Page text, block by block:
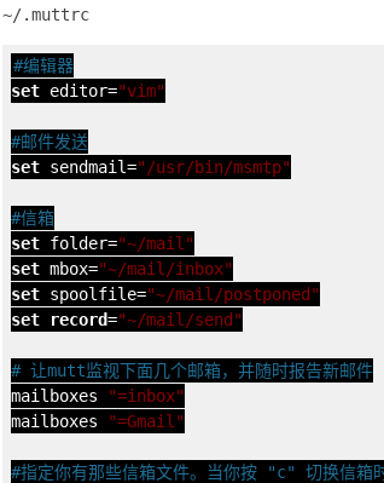
#编辑器
set editor="vim"
#邮件发送
set sendmail="/usr/bin/msmtp"
#信箱
set folder="~/mail"
set mbox="~/mail/inbox"
set spoolfile="~/mail/postponed"
set
record="~/mail/send"
# 让mutt监视下面几个邮箱，并随时报告新邮件
mailboxes
"=inbox"
mailboxes
"=Gmail"
#指定你有那些信箱文件。当你按 "c" 切换信箱